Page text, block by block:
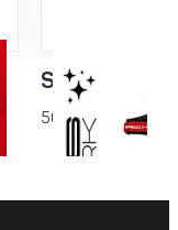
Spark Sauva
50%